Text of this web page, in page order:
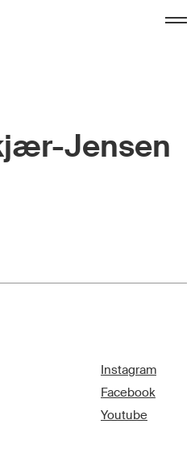
Jensen
Instagram
Facebook
Youtube